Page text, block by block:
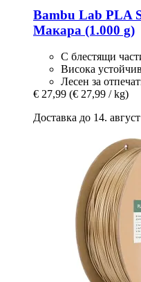
Bambu Lab PLA
Макара (1.000 g)
С блестящи
Висока
Лесен за
€ 27,99 (€ 27,99 / kg)
Доставка до 14. август